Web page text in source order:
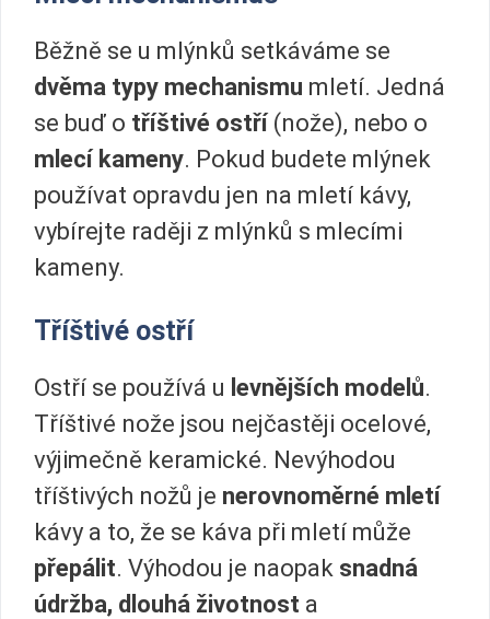
Běžně se u mlýnků setkáváme se
dvěma typy mechanismu mletí. Jedná
se buď o tříštivé ostří (nože), nebo o
mlecí kameny. Pokud budete mlýnek
používat opravdu jen na mletí kávy,
vybírejte raději z mlýnků s mlecími
kameny.
Tříštivé ostří
Ostří se používá u levnějších modelů.
Tříštivé nože jsou nejčastěji ocelové,
výjimečně keramické. Nevýhodou
tříštivých nožů je nerovnoměrné mletí
kávy a to, že se káva při mletí může
přepálit. Výhodou je naopak snadná
údržba, dlouhá životnost a